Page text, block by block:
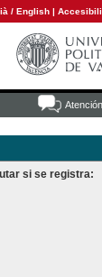
/ English |
si se registra: